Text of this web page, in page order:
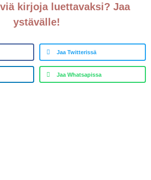
kirjoja luettavaksi? Jaa
ystävälle!
Jaa Twitterissä
Jaa Whatsapissa